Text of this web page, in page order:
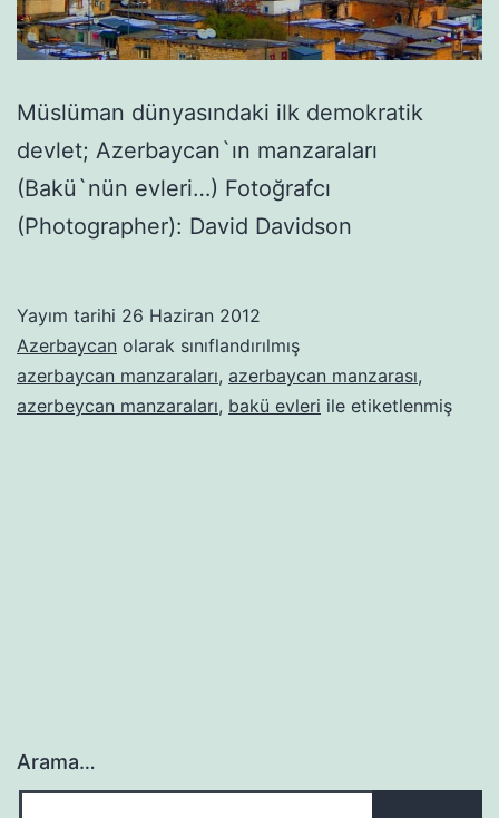
Müslüman dünyasındaki ilk demokratik
devlet; Azerbaycan`ın manzaraları
(Bakü`nün evleri…) Fotoğrafcı
(Photographer): David Davidson
Yayım tarihi 26 Haziran 2012
Azerbaycan olarak sınıflandırılmış
azerbaycan manzaraları, azerbaycan manzarası,
azerbeycan manzaraları, bakü evleri ile etiketlenmiş
Arama…